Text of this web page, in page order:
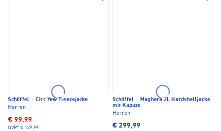
Schöffel · Circ Yew Fleecejacke
Herren
€ 99,99
UVP* € 129,99
Schöffel · Maghera 2L Hardshelljacke
mit Kapuze
Herren
€ 299,99